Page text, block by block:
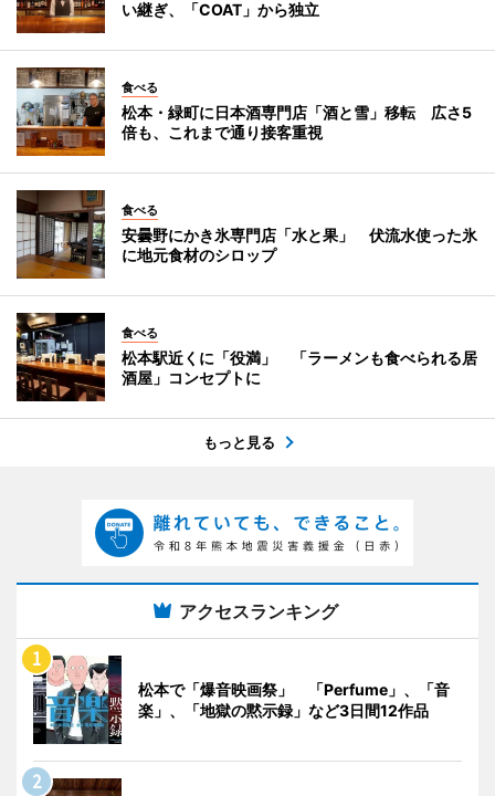
い継ぎ、「COAT」から独立
食べる
松本・緑町に日本酒専門店「酒と雪」移転 広さ5
倍も、これまで通り接客重視
食べる
安曇野にかき氷専門店「水と果」 伏流水使った氷
に地元食材のシロップ
食べる
松本駅近くに「役満」 「ラーメンも食べられる居
酒屋」コンセプトに
もっと見る
アクセスランキング
松本で「爆音映画祭」 「Perfume」、「音
楽」、「地獄の黙示録」など3日間12作品